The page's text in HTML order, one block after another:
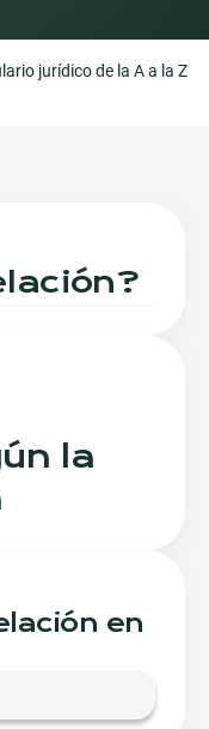
jurídico de la A a la Z
?
la
en